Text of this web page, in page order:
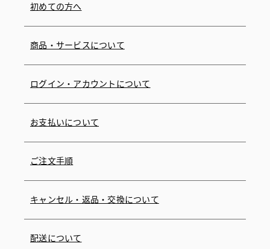
初めての方へ
商品・サービスについて
ログイン・アカウントについて
お支払いについて
ご注文手順
キャンセル・返品・交換について
配送について